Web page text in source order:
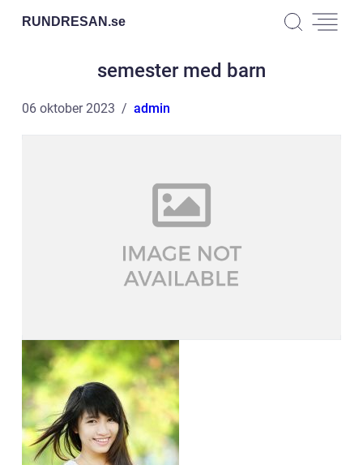
RUNDRESAN.se
semester med barn
06 oktober 2023 admin